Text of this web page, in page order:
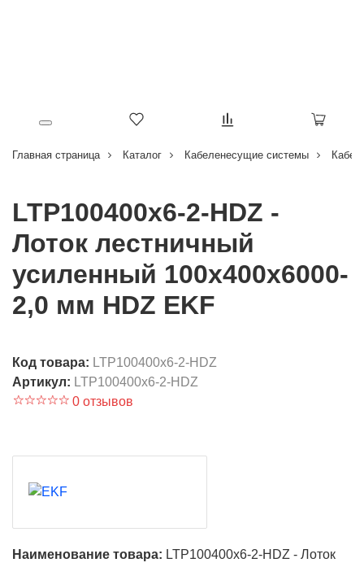
Главная страница Каталог Кабеленесущие системы
LTP100400x6-2-HDZ -
Лоток лестничный
усиленный 100х400х6000-
2,0 мм HDZ EKF
Код товара: LTP100400x6-2-HDZ
Артикул: LTP100400x6-2-HDZ
0 отзывов
Наименование товара: LTP100400x6-2-HDZ - Лоток